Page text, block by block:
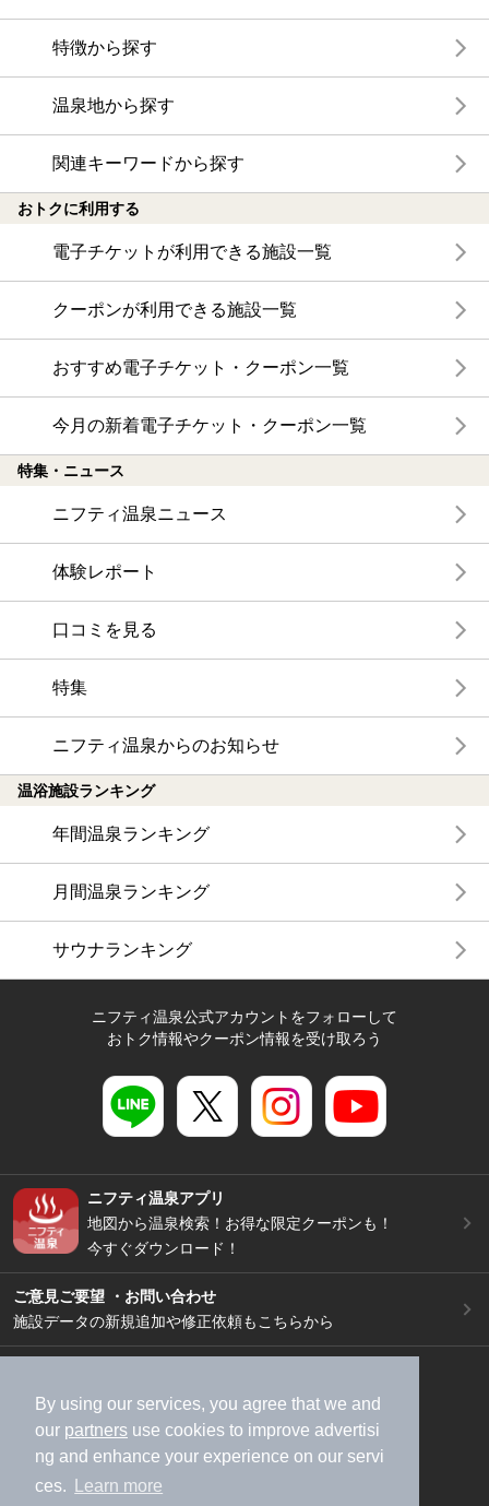
By using our services, you agree that we and
our partners use cookies to improve advertisi
ng and enhance your experience on our servi
ces.
Learn more
特徴から探す
温泉地から探す
関連キーワードから探す
おトクに利用する
電子チケットが利用できる施設一覧
クーポンが利用できる施設一覧
おすすめ電子チケット・クーポン一覧
今月の新着電子チケット・クーポン一覧
特集・ニュース
ニフティ温泉ニュース
体験レポート
口コミを見る
特集
ニフティ温泉からのお知らせ
温浴施設ランキング
年間温泉ランキング
月間温泉ランキング
サウナランキング
ニフティ温泉公式アカウントをフォローして
おトク情報やクーポン情報を受け取ろう
ニフティ温泉アプリ
地図から温泉検索！お得な限定クーポンも！
今すぐダウンロード！
ご意見ご要望 ・お問い合わせ
施設データの新規追加や修正依頼もこちらから
加盟店募集（資料請求）
広告出稿のご案内
利用規約
ライフスタイルMEMBERS+規約
特定商取引法に基づく表記
ヘルプ
採用情報
運営会社